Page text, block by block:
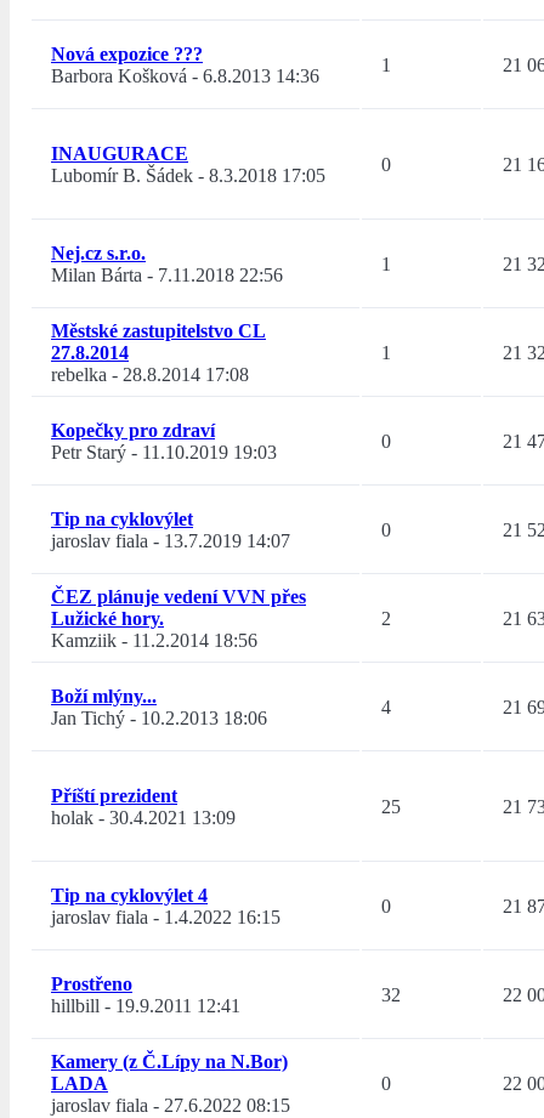
Nová expozice ???
Barbora Košková - 6.8.2013 14:36
1 21
INAUGURACE
Lubomír B. Šádek - 8.3.2018 17:05
0 21
Nej.cz s.r.o.
Milan Bárta - 7.11.2018 22:56
1 21
Městské zastupitelstvo CL
27.8.2014
rebelka - 28.8.2014 17:08
1 21
Kopečky pro zdraví
Petr Starý - 11.10.2019 19:03
0 21
Tip na cyklovýlet
jaroslav fiala - 13.7.2019 14:07
0 21
ČEZ plánuje vedení VVN přes
Lužické hory.
Kamziik - 11.2.2014 18:56
2 21
Boží mlýny...
Jan Tichý - 10.2.2013 18:06
4 21
Příští prezident
holak - 30.4.2021 13:09
25 21
Tip na cyklovýlet 4
jaroslav fiala - 1.4.2022 16:15
0 21
Prostřeno
hillbill - 19.9.2011 12:41
32 22
Kamery (z Č.Lípy na N.Bor)
LADA
jaroslav fiala - 27.6.2022 08:15
0 22